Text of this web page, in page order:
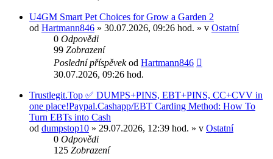
U4GM Smart Pet Choices for Grow a Garden 2
od Hartmann846 » 30.07.2026, 09:26 hod. » v Ostatní
0 Odpovědi
99 Zobrazení
Poslední příspěvekod Hartmann846
30.07.2026, 09:26 hod.
Trustlegit.Top ✅ DUMPS+PINS, EBT+PINS, CC+CVV in
one place!Paypal.Cashapp/EBT Carding Method: How To
Turn EBTs into Cash
od dumpstop10 » 29.07.2026, 12:39 hod. » v Ostatní
0 Odpovědi
125 Zobrazení